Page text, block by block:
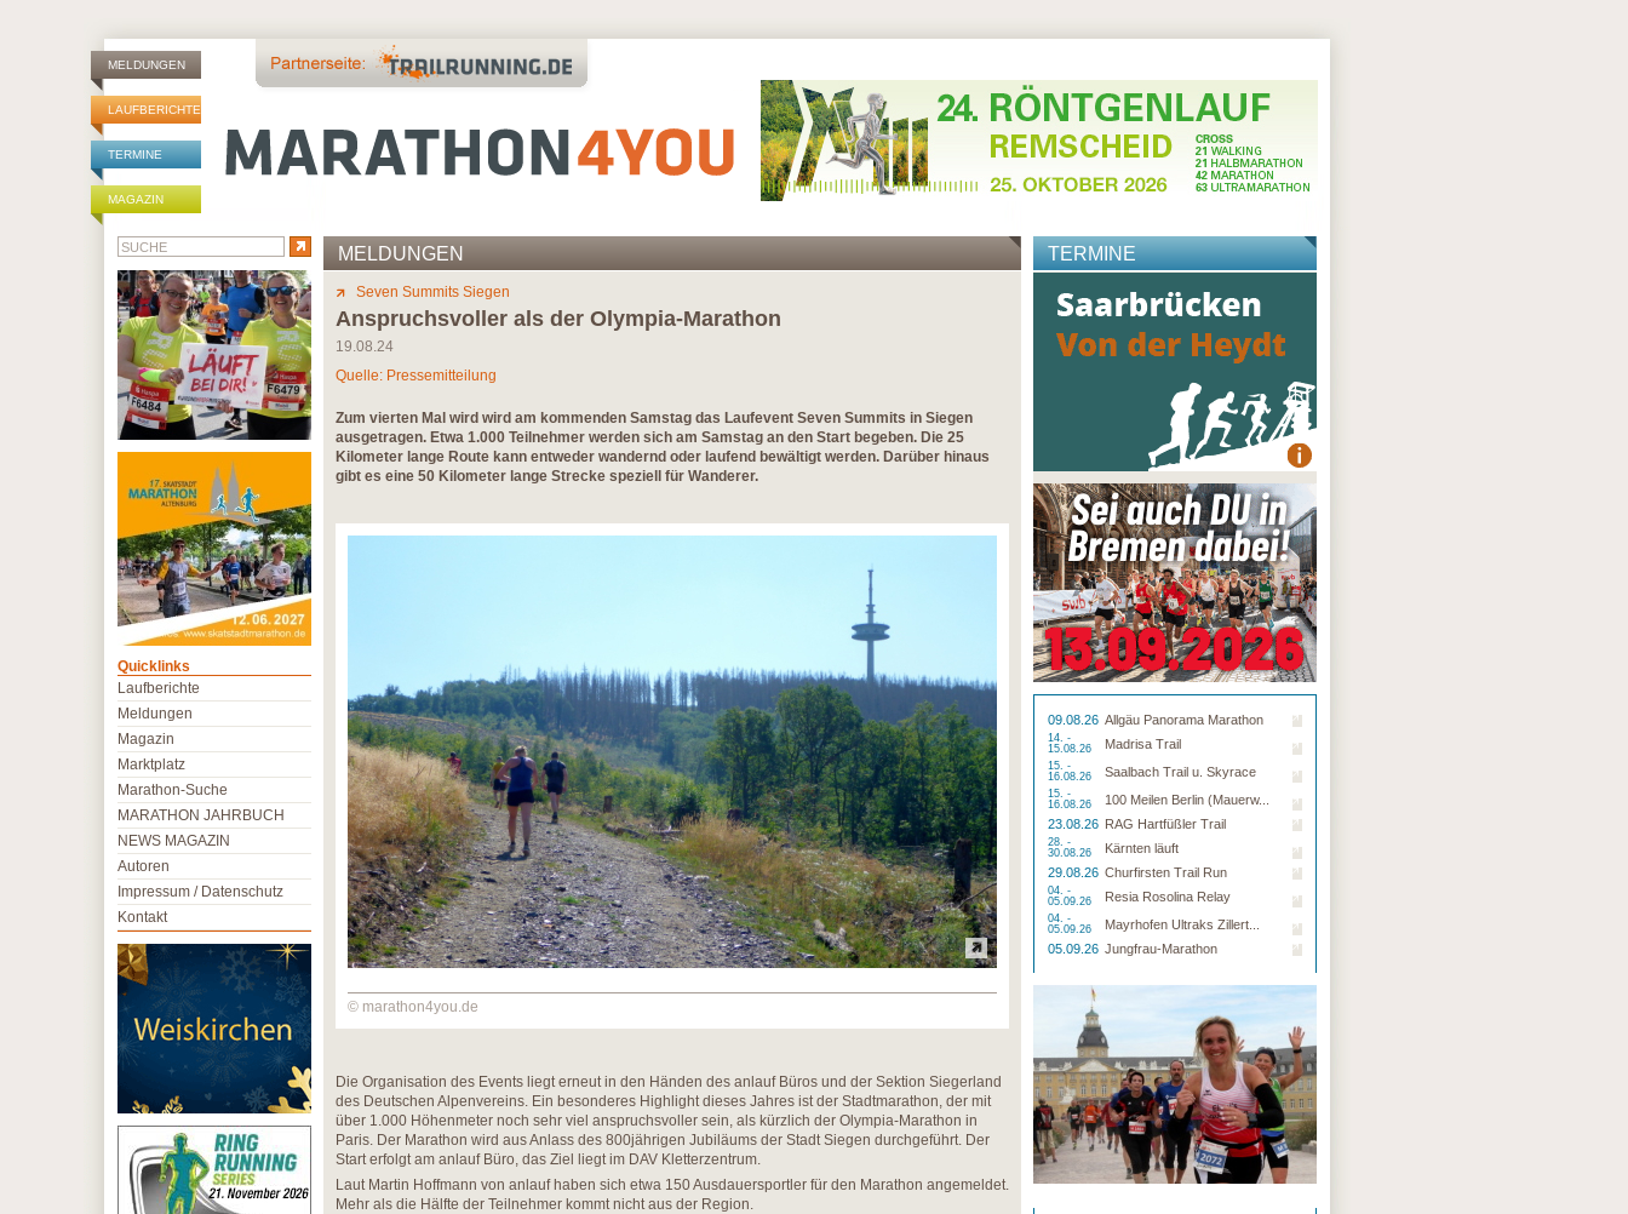
MELDUNGEN
LAUFBERICHTE
TERMINE
MAGAZIN
MELDUNGEN
Seven Summits Siegen
Anspruchsvoller als der Olympia-Marathon
19.08.24
Quelle: Pressemitteilung
Zum vierten Mal wird wird am kommenden Samstag das Laufevent Seven Summits in Siegen
ausgetragen. Etwa 1.000 Teilnehmer werden sich am Samstag an den Start begeben. Die 25
Kilometer lange Route kann entweder wandernd oder laufend bewältigt werden. Darüber hinaus
gibt es eine 50 Kilometer lange Strecke speziell für Wanderer.
© marathon4you.de
Die Organisation des Events liegt erneut in den Händen des anlauf Büros und der Sektion Siegerland
des Deutschen Alpenvereins. Ein besonderes Highlight dieses Jahres ist der Stadtmarathon, der mit
über 1.000 Höhenmeter noch sehr viel anspruchsvoller sein, als kürzlich der Olympia-Marathon in
Paris. Der Marathon wird aus Anlass des 800jährigen Jubiläums der Stadt Siegen durchgeführt. Der
Start erfolgt am anlauf Büro, das Ziel liegt im DAV Kletterzentrum.
Laut Martin Hoffmann von anlauf haben sich etwa 150 Ausdauersportler für den Marathon angemeldet.
Mehr als die Hälfte der Teilnehmer kommt nicht aus der Region.
TERMINE
09.08.26 Allgäu Panorama Marathon
14. -
15.08.26
Madrisa Trail
15. -
16.08.26
Saalbach Trail u. Skyrace
15. -
16.08.26
100 Meilen Berlin (Mauerw...
23.08.26 RAG Hartfüßler Trail
28. -
30.08.26
Kärnten läuft
29.08.26 Churfirsten Trail Run
04. -
05.09.26
Resia Rosolina Relay
04. -
05.09.26
Mayrhofen Ultraks Zillert...
05.09.26 Jungfrau-Marathon
Quicklinks
Laufberichte
Meldungen
Magazin
Marktplatz
Marathon-Suche
MARATHON JAHRBUCH
NEWS MAGAZIN
Autoren
Impressum / Datenschutz
Kontakt